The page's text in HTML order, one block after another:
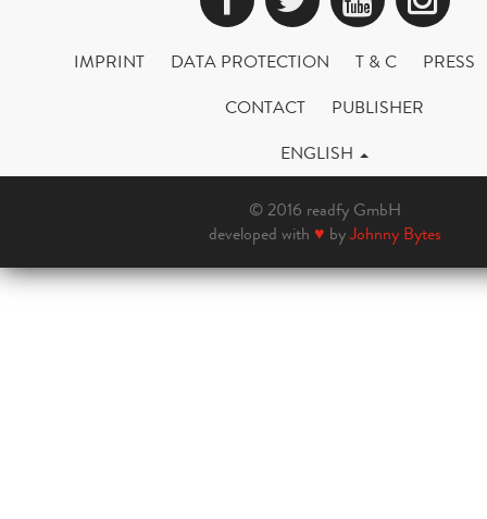
IMPRINT DATA PROTECTION T & C
PRESS
CONTACT
PUBLISHER
ENGLISH
© 2016 readfy GmbH
developed with ♥ byJohnny Bytes